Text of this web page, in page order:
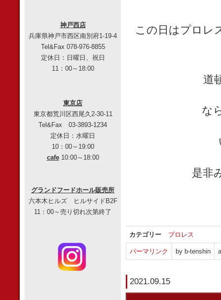
この日はプロレ
道
な
是非
カテゴリー プロレス
パーマリンク by b-tenshin
2021.09.15
神戸西店
兵庫県神戸市西区南別府1-19-4
Tel&Fax 078-976-8855
定休日：日曜日、祝日
11：00～18:00
東京店
東京都荒川区西尾久2-30-11
Tel&Fax 03-3893-1234
定休日：水曜日
10：00～19:00
cafe10:00～18:00
グランドフードホール販売所
六本木ヒルズ ヒルサイドB2F
11：00～売り切れ次第終了